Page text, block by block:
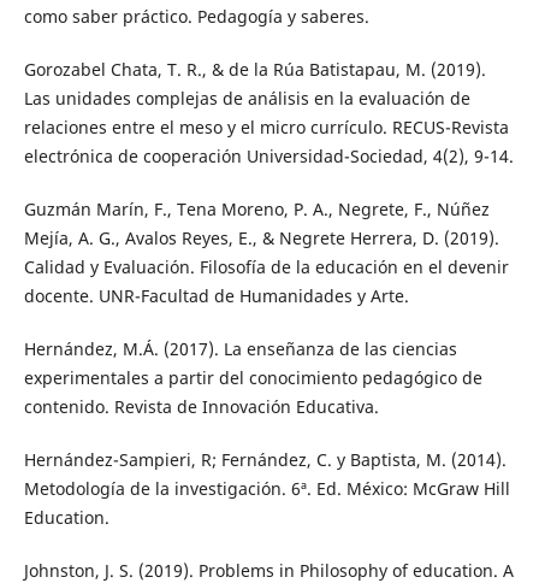
como saber práctico. Pedagogía y saberes.
Gorozabel Chata, T. R., & de la Rúa Batistapau, M. (2019).
Las unidades complejas de análisis en la evaluación de
relaciones entre el meso y el micro currículo. RECUS-Revista
electrónica de cooperación Universidad-Sociedad, 4(2), 9-14.
Guzmán Marín, F., Tena Moreno, P. A., Negrete, F., Núñez
Mejía, A. G., Avalos Reyes, E., & Negrete Herrera, D. (2019).
Calidad y Evaluación. Filosofía de la educación en el devenir
docente. UNR-Facultad de Humanidades y Arte.
Hernández, M.Á. (2017). La enseñanza de las ciencias
experimentales a partir del conocimiento pedagógico de
contenido. Revista de Innovación Educativa.
Hernández-Sampieri, R; Fernández, C. y Baptista, M. (2014).
Metodología de la investigación. 6ª. Ed. México: McGraw Hill
Education.
Johnston, J. S. (2019). Problems in Philosophy of education. A